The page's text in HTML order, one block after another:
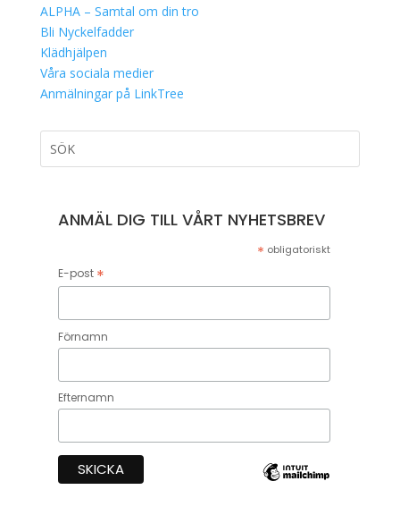
ALPHA – Samtal om din tro
Bli Nyckelfadder
Klädhjälpen
Våra sociala medier
Anmälningar på LinkTree
ANMÄL DIG TILL VÅRT NYHETSBREV
* obligatoriskt
E-post *
Förnamn
Efternamn